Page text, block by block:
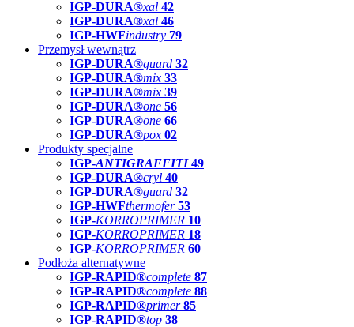
IGP-DURA®xal 42
IGP-DURA®xal 46
IGP-HWFindustry 79
Przemysł wewnątrz
IGP-DURA®guard 32
IGP-DURA®mix 33
IGP-DURA®mix 39
IGP-DURA®one 56
IGP-DURA®one 66
IGP-DURA®pox 02
Produkty specjalne
IGP-ANTIGRAFFITI49
IGP-DURA®cryl 40
IGP-DURA®guard 32
IGP-HWFthermofer 53
IGP-KORROPRIMER 10
IGP-KORROPRIMER 18
IGP-KORROPRIMER 60
Podłoża alternatywne
IGP-RAPID®complete 87
IGP-RAPID®complete 88
IGP-RAPID®primer 85
IGP-RAPID®top 38